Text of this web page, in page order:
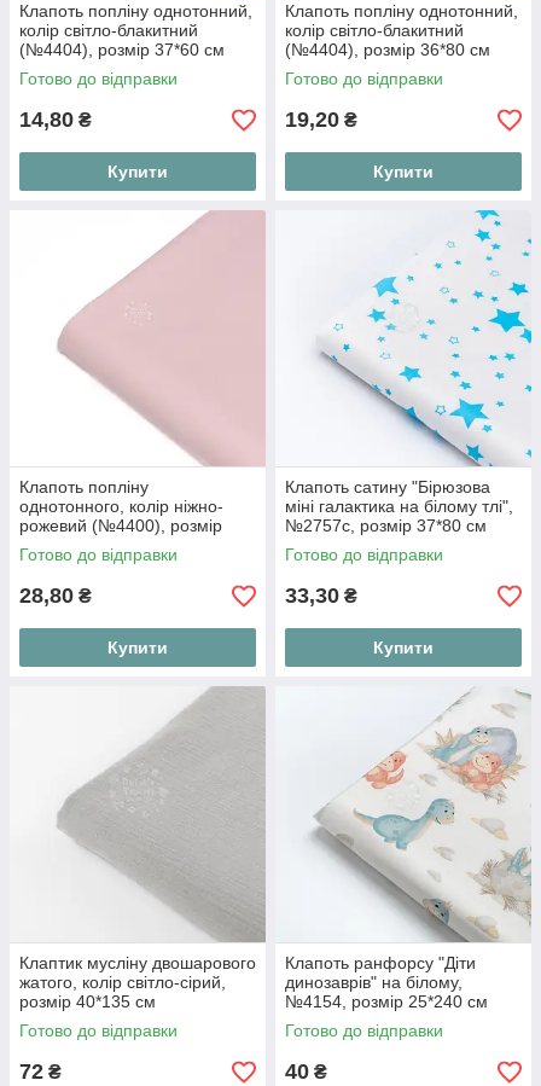
Клапоть попліну однотонний,
колір світло-блакитний
(№4404), розмір 37*60 см
Готово до відправки
14,80 ₴
Купити
Клапоть попліну однотонний,
колір світло-блакитний
(№4404), розмір 36*80 см
Готово до відправки
19,20 ₴
Купити
Клапоть попліну
однотонного, колір ніжно-
рожевий (№4400), розмір
36*120 см
Готово до відправки
28,80 ₴
Купити
Клапоть сатину "Бірюзова
міні галактика на білому тлі",
№2757с, розмір 37*80 см
Готово до відправки
33,30 ₴
Купити
Клаптик мусліну двошарового
жатого, колір світло-сірий,
розмір 40*135 см
Готово до відправки
72 ₴
Клапоть ранфорсу "Діти
динозаврів" на білому,
№4154, розмір 25*240 см
Готово до відправки
40 ₴